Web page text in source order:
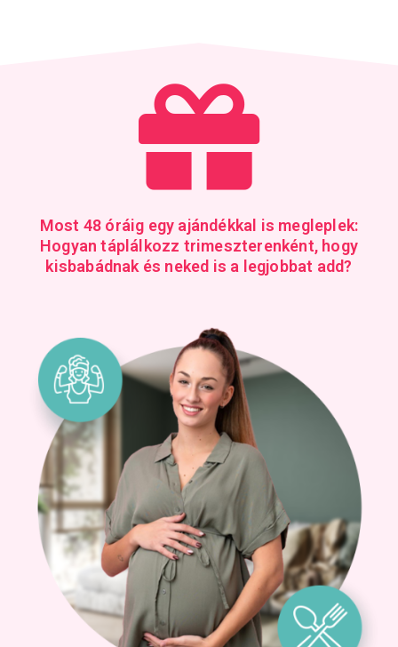
Most 48 óráig egy ajándékkal is megleplek:
Hogyan táplálkozz trimeszterenként, hogy
kisbabádnak és neked is a legjobbat add?